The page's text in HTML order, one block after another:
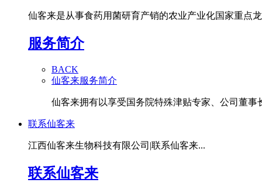
仙客来是从事食药用菌研育产销的农业产业化国家重点
服务简介
BACK
仙客来服务简介
仙客来拥有以享受国务院特殊津贴专家、公司董事
联系仙客来
江西仙客来生物科技有限公司|联系仙客来...
联系仙客来